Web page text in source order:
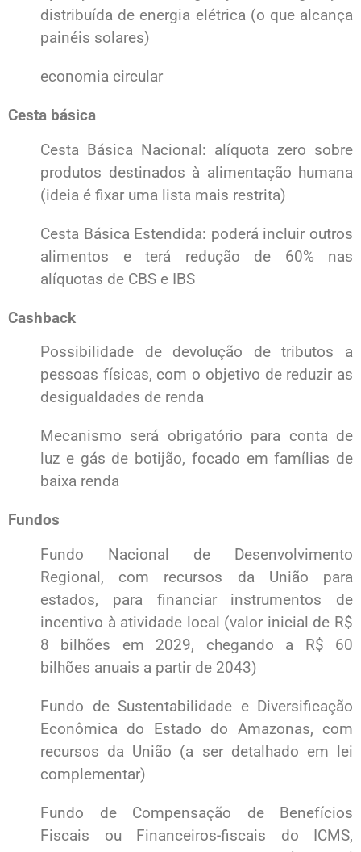
distribuída de energia elétrica (o que alcança
painéis solares)
economia circular
Cesta básica
Cesta Básica Nacional: alíquota zero sobre
produtos destinados à alimentação humana
(ideia é fixar uma lista mais restrita)
Cesta Básica Estendida: poderá incluir outros
alimentos e terá redução de 60% nas
alíquotas de CBS e IBS
Cashback
Possibilidade de devolução de tributos a
pessoas físicas, com o objetivo de reduzir as
desigualdades de renda
Mecanismo será obrigatório para conta de
luz e gás de botijão, focado em famílias de
baixa renda
Fundos
Fundo Nacional de Desenvolvimento
Regional, com recursos da União para
estados, para financiar instrumentos de
incentivo à atividade local (valor inicial de R$
8 bilhões em 2029, chegando a R$ 60
bilhões anuais a partir de 2043)
Fundo de Sustentabilidade e Diversificação
Econômica do Estado do Amazonas, com
recursos da União (a ser detalhado em lei
complementar)
Fundo de Compensação de Benefícios
Fiscais ou Financeiros-fiscais do ICMS,